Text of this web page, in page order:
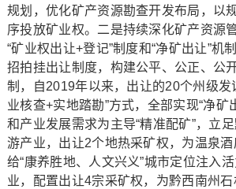
规划，优化矿产资源勘查开发布局，以
序投放矿业权。二是持续深化矿产资源
“矿业权出让+登记”制度和“净矿出让”机
招拍挂出让制度，构建公平、公正、公
制，自2019年以来，出让的20个州级发
业核查+实地踏勘”方式，全部实现“净矿
和产业发展需求为主导“精准配矿”，立
游产业，出让2个地热采矿权，为温泉酒
给“康养胜地、人文兴义”城市定位注入
业，配置出让4宗采矿权，为黔西南州